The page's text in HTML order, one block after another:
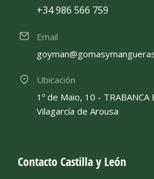
+34 986 566 759
Email
Ubicación
1º de Maio, 10 -
Vilagarcía de Arousa
Contacto Castilla y León